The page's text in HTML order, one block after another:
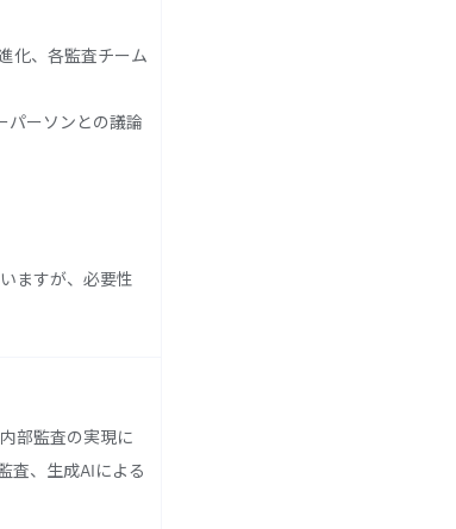
化、各監査チーム
ーソンとの議論
ますが、必要性
部監査の実現に
査、生成AIによる